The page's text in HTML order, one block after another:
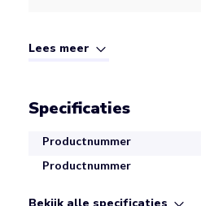
Lees meer
Specificaties
Productnummer
Productnummer